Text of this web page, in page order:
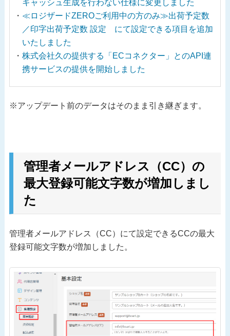
キャッシュ生成を行わない仕様に変更しました
≪ロジザードZEROご利用中の方のみ≫出荷予定数
／印字出荷予定数 設定 にて設定できる項目を追加
いたしました
株式会社久の提供する「ECコネクター」とのAPI連
携サービスの提供を開始しました
※アップデート前のデータはそのまま引き継ぎます。
管理者メールアドレス（CC）の
最大登録可能文字数が増加しまし
た
管理者メールアドレス（CC）にて設定できるCCの最大
登録可能文字数が増加しました。